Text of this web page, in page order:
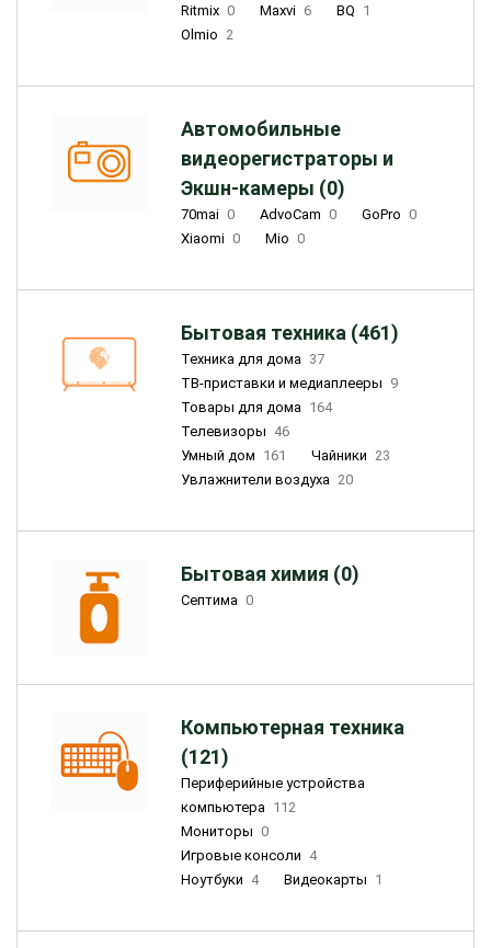
Ritmix 0 Maxvi 6 BQ 1
Olmio 2
Автомобильные
видеорегистраторы и
Экшн-камеры (0)
70mai 0 AdvoCam 0 GoPro 0
Xiaomi 0 Mio 0
Бытовая техника (461)
Техника для дома 37
ТВ-приставки и медиаплееры 9
Товары для дома 164
Телевизоры 46
Умный дом 161 Чайники 23
Увлажнители воздуха 20
Бытовая химия (0)
Септима 0
Компьютерная техника
(121)
Периферийные устройства
компьютера 112
Мониторы 0
Игровые консоли 4
Ноутбуки 4 Видеокарты 1